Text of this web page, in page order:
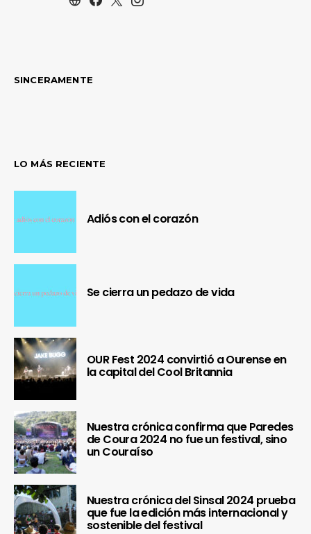
SINCERAMENTE
LO MÁS RECIENTE
Adiós con el corazón
Se cierra un pedazo de vida
OUR Fest 2024 convirtió a Ourense en
la capital del Cool Britannia
Nuestra crónica confirma que Paredes
de Coura 2024 no fue un festival, sino
un Couraíso
Nuestra crónica del Sinsal 2024 prueba
que fue la edición más internacional y
sostenible del festival